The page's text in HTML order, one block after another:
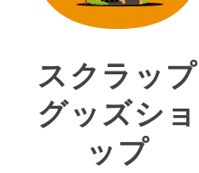
スクラップ
グッズショ
ップ